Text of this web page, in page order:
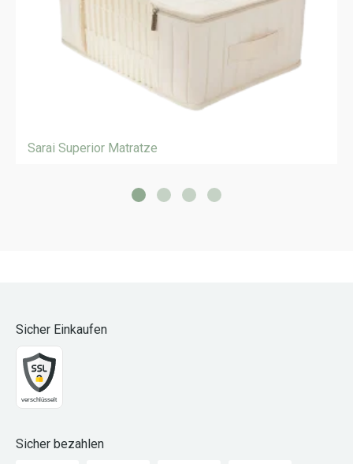
Sarai Superior Matratze
Sicher Einkaufen
Sicher bezahlen